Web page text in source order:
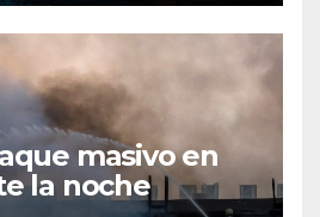
masivo en
la noche